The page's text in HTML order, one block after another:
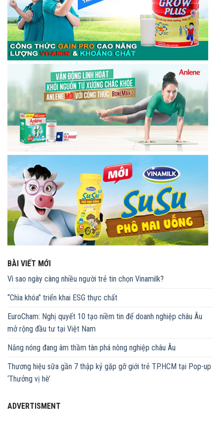
BÀI VIẾT MỚI
Vì sao ngày càng nhiều người trẻ tin chọn Vinamilk?
“Chìa khóa” triển khai ESG thực chất
EuroCham: Nghị quyết 10 tạo niềm tin để doanh nghiệp châu Âu
mở rộng đầu tư tại Việt Nam
Nắng nóng đang âm thầm tàn phá nông nghiệp châu Âu
Thương hiệu sữa gần 7 thập kỷ gặp gỡ giới trẻ TP.HCM tại Pop-up
‘Thưởng vị hè’
ADVERTISMENT